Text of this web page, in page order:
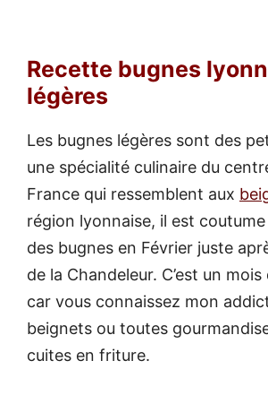
Recette bugnes
légères
Les bugnes légères sont des
une spécialité culinaire du
France qui ressemblent aux
région lyonnaise, il est
des bugnes en Février juste
de la Chandeleur. C’est un
car vous connaissez mon
beignets ou toutes
cuites en friture.